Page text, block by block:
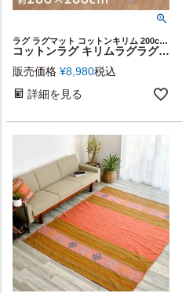
ラグ ラグマット コットンキリム 200cm インド綿 カーペット
コットンラグ キリムラグラグ[Mサイズ] 200×200cm [Aタイプ](31300)【 ラグ マット キリム インド綿 オルテガ エスニック ネイティブ 民族 カーペット マット ラグマット 200cm 絨毯 じゅうたん らぐ おしゃれ インテリア 男前 西海岸 】
販売価格 ¥8,980税込
詳細を見る